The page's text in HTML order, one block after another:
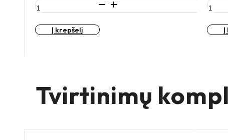
produkto
kiekis:
D100
H125
105x80
Į krepšelį
kiekis:
D100
H125Į
Tvirtinimų